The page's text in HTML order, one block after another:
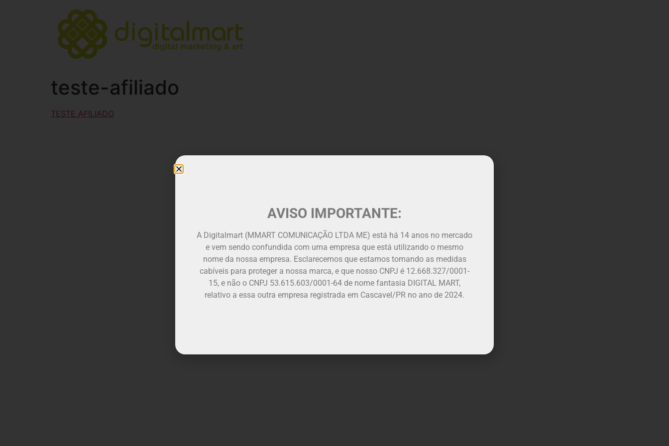
teste-afiliado
TESTE AFILIADO
AVISO IMPORTANTE:
A Digitalmart (MMART COMUNICAÇÃO LTDA ME) está há 14 anos no mercado
e vem sendo confundida com uma empresa que está utilizando o mesmo
nome da nossa empresa. Esclarecemos que estamos tomando as medidas
cabíveis para proteger a nossa marca, e que nosso CNPJ é 12.668.327/0001-
15, e não o CNPJ 53.615.603/0001-64 de nome fantasia DIGITAL MART,
relativo a essa outra empresa registrada em Cascavel/PR no ano de 2024.